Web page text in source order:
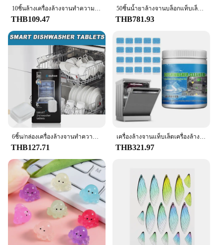
THB109.47
50ชิ้นน้ำยาล้างจานบล็อกแท็บเล็ตสำหรับล้างจานความเข้มข้นของผงซักฟอกอุปกรณ์ล้างจานสำหรับห้องครัว
THB781.93
6ชิ้น/กล่องเครื่องล้างจานทำความสะอาดล้ำลึกเม็ดกำจัดกลิ่นในเครื่องล้างจาน
THB127.71
เครื่องล้างจานแท็บเล็ตเครื่องล้างจานแบบ1กล่องเครื่องทำความสะอาดจานล้างทำความสะอาดเป็นมิตรกับสิ่งแวดล้อม
THB321.97